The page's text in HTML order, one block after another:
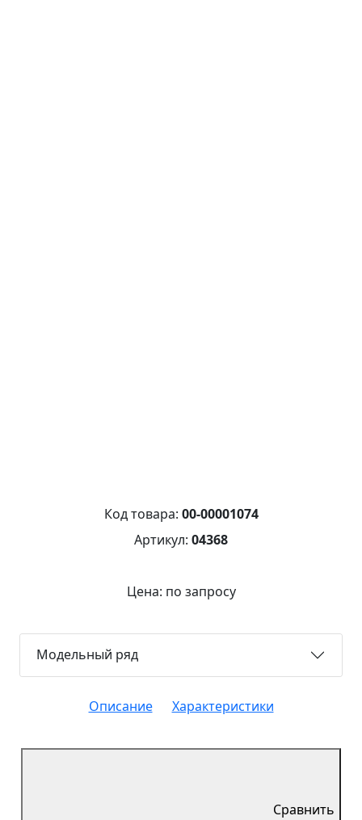
Код товара: 00-00001074
Артикул: 04368
Цена: по запросу
Модельный ряд
Описание Характеристики
Сравнить